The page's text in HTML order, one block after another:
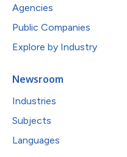
Agencies
Public Companies
Explore by Industry
Newsroom
Industries
Subjects
Languages